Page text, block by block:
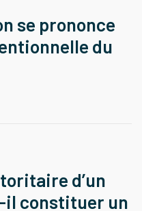
se prononce
du
d’un
constituer un